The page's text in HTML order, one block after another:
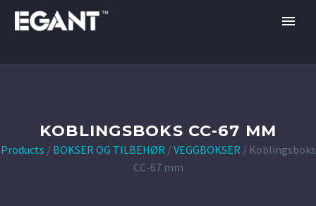
KOBLINGSBOKS CC-67 MM
Products / BOKSER OG TILBEHØR / VEGGBOKSER / Koblingsboks
CC-67 mm